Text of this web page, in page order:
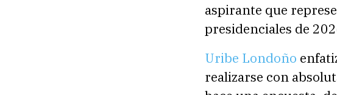
aspirante que
presidenciales de
Uribe Londoño
realizarse con